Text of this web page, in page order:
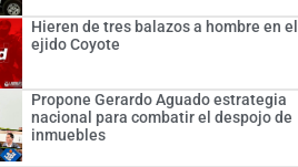
Hieren de tres balazos a hombre en el
ejido Coyote
Propone Gerardo Aguado estrategia
nacional para combatir el despojo de
inmuebles